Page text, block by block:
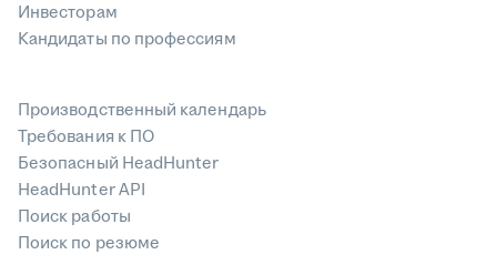
Инвесторам
Кандидаты по профессиям
Производственный календарь
Требования к ПО
Безопасный HeadHunter
HeadHunter API
Поиск работы
Поиск по резюме